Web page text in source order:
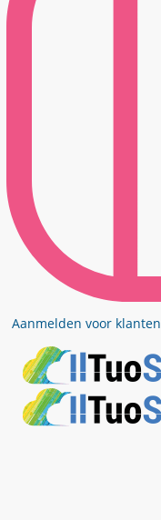
Aanmelden voor klanten